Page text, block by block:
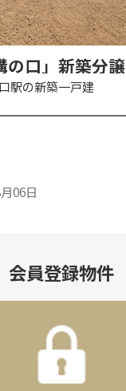
の口」新築分譲
駅の新築一戸建
06日
会員登録物件